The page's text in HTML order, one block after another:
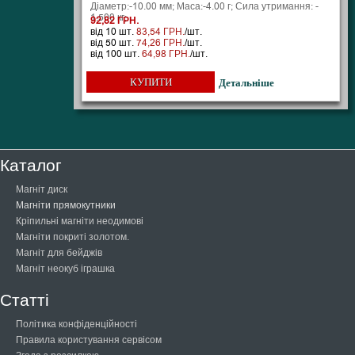
Діаметр:-10.00 мм; Маса:-4.00 г; Сила утримання: -
1.500 кг;
92,82 ГРН.
від 10 шт.83,54 ГРН./шт.
від 50 шт.74,26 ГРН./шт.
від 100 шт.64,98 ГРН./шт.
КУПИТИ Детальніше
Каталог
Магніт диск
Магніти прямокутники
Кріпильні магніти неодимові
Магніти покриті золотом.
Магніт для бейджів
Магніт неокуб іграшка
Статті
Політика конфіденційності
Правила користування сервісом